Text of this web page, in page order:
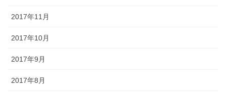
2017年11月
2017年10月
2017年9月
2017年8月